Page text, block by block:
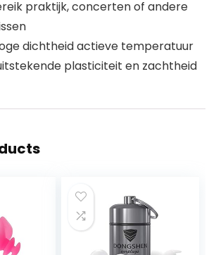
praktijk, concerten of andere
dichtheid actieve temperatuur
plasticiteit en zachtheid